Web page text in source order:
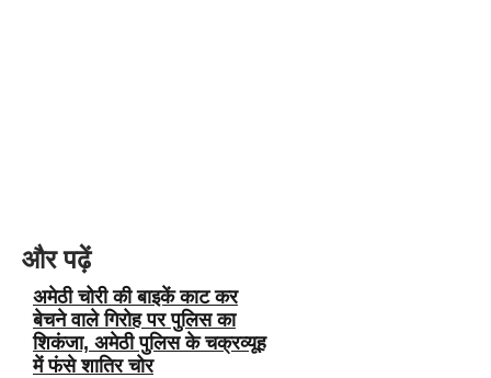
और पढ़ें
अमेठी चोरी की बाइकें काट कर
बेचने वाले गिरोह पर पुलिस का
शिकंजा, अमेठी पुलिस के चक्रव्यूह
में फंसे शातिर चोर